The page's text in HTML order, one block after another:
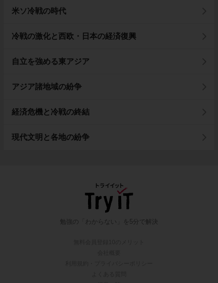
米ソ冷戦の時代
冷戦の激化と西欧・日本の経済復興
自立を強める東アジア
アジア諸地域の紛争
経済危機と冷戦の終結
現代文明と各地の紛争
勉強の「わからない」を5分で解決